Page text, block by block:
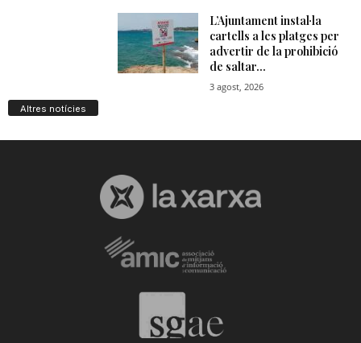
Altres notícies